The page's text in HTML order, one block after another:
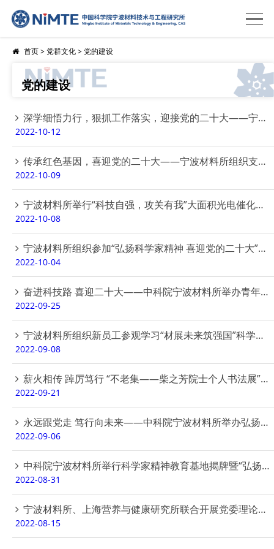
首页>党群文化>党的建设
党的建设
深学细悟力行，狠抓工作落实，迎接党的二十大——宁波材料所开展党委理论学习中心组（扩大）专题学习研讨
2022-10-12
传承红色基因，喜迎党的二十大——宁波材料所组织支部书记赴嘉兴南湖参观学习
2022-10-09
宁波材料所举行“科技自强，攻关有我”大面积光电催化制氢示范项目攻关突击队授旗仪式
2022-10-08
宁波材料所组织参加“弘扬科学家精神 喜迎党的二十大”在线活动
2022-10-04
奋进科技路 喜迎二十大——中科院宁波材料所举办青年干部专题培训班
2022-09-25
宁波材料所组织新员工参观学习“材展未来筑强国”科学家精神教育基地
2022-09-08
薪火相传 踔厉笃行 “不老集——柴之芳院士个人书法展”开幕式在宁波帮博物馆举行
2022-09-21
永远跟党走 笃行向未来——中科院宁波材料所举办弘扬科学家精神主题活动月知识竞赛
2022-09-06
中科院宁波材料所举行科学家精神教育基地揭牌暨“弘扬科学家精神 喜迎党的二十大”主题活动月启动仪式
2022-08-31
宁波材料所、上海营养与健康研究所联合开展党委理论中心组（扩大）专题联学
2022-08-15